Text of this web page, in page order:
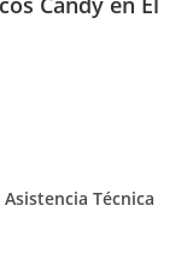
Asistencia Técnica